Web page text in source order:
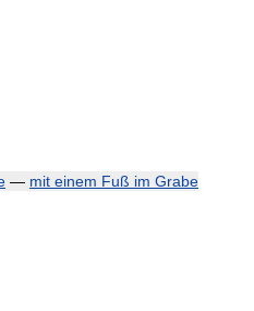
— mit einem Fuß im Grabe